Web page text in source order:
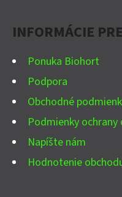
INFORMÁCIE
Ponuka Biohort
Podpora
Obchodné
Podmienky
Napíšte nám
Hodnotenie